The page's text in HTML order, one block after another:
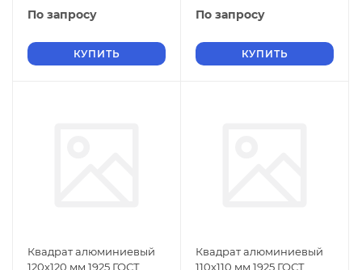
По запросу
КУПИТЬ
По запросу
КУПИТЬ
Квадрат алюминиевый
120х120 мм 1925 ГОСТ
Квадрат алюминиевый
110х110 мм 1925 ГОСТ